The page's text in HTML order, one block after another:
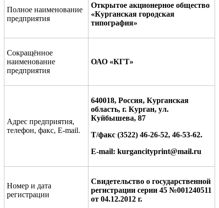
Полное наименование
предприятия
Открытое акционерное общество
«Курганская городская
типография»
Сокращённое
наименование
предприятия
ОАО «КГТ»
Адрес предприятия,
телефон, факс, Е-mail.
640018, Россия, Курганская
область, г. Курган, ул.
Куйбышева, 87
Т/факс (3522) 46-26-52, 46-53-62.
E-mail: kurgancityprint@mail.ru
Номер и дата
регистрации
Свидетельство о государственной
регистрации серии 45 №001240511
от 04.12.2012 г.